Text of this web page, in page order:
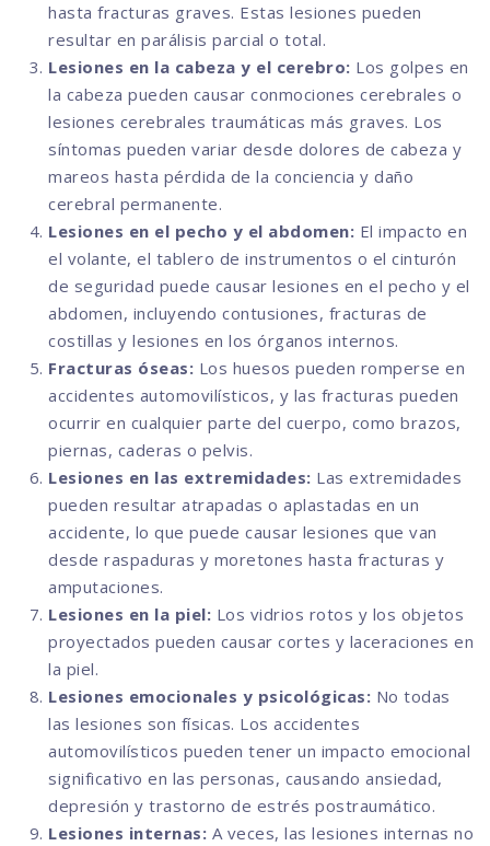
hasta fracturas graves. Estas lesiones pueden
resultar en parálisis parcial o total.
Lesiones en la cabeza y el cerebro: Los golpes en
la cabeza pueden causar conmociones cerebrales o
lesiones cerebrales traumáticas más graves. Los
síntomas pueden variar desde dolores de cabeza y
mareos hasta pérdida de la conciencia y daño
cerebral permanente.
Lesiones en el pecho y el abdomen: El impacto en
el volante, el tablero de instrumentos o el cinturón
de seguridad puede causar lesiones en el pecho y el
abdomen, incluyendo contusiones, fracturas de
costillas y lesiones en los órganos internos.
Fracturas óseas: Los huesos pueden romperse en
accidentes automovilísticos, y las fracturas pueden
ocurrir en cualquier parte del cuerpo, como brazos,
piernas, caderas o pelvis.
Lesiones en las extremidades: Las extremidades
pueden resultar atrapadas o aplastadas en un
accidente, lo que puede causar lesiones que van
desde raspaduras y moretones hasta fracturas y
amputaciones.
Lesiones en la piel: Los vidrios rotos y los objetos
proyectados pueden causar cortes y laceraciones en
la piel.
Lesiones emocionales y psicológicas: No todas
las lesiones son físicas. Los accidentes
automovilísticos pueden tener un impacto emocional
significativo en las personas, causando ansiedad,
depresión y trastorno de estrés postraumático.
Lesiones internas: A veces, las lesiones internas no